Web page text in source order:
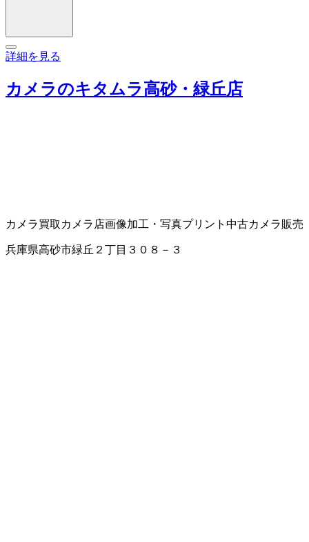
詳細を見る
カメラのキタムラ高砂・緑丘店
カメラ買取 カメラ店画像加工・写真プリント 中古カメラ販売
兵庫県高砂市緑丘２丁目３０８－３